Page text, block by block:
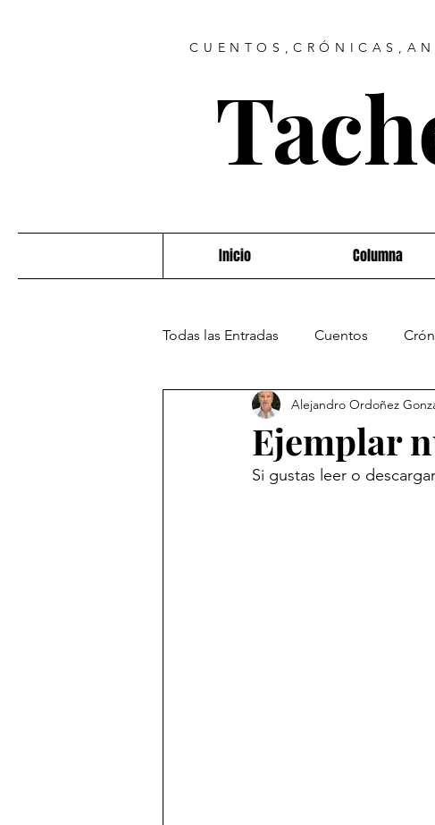
Inicio Columna
Todas las Entradas Cuentos
Ejemplar
Alejandro Ordoñez
Si gustas leer o